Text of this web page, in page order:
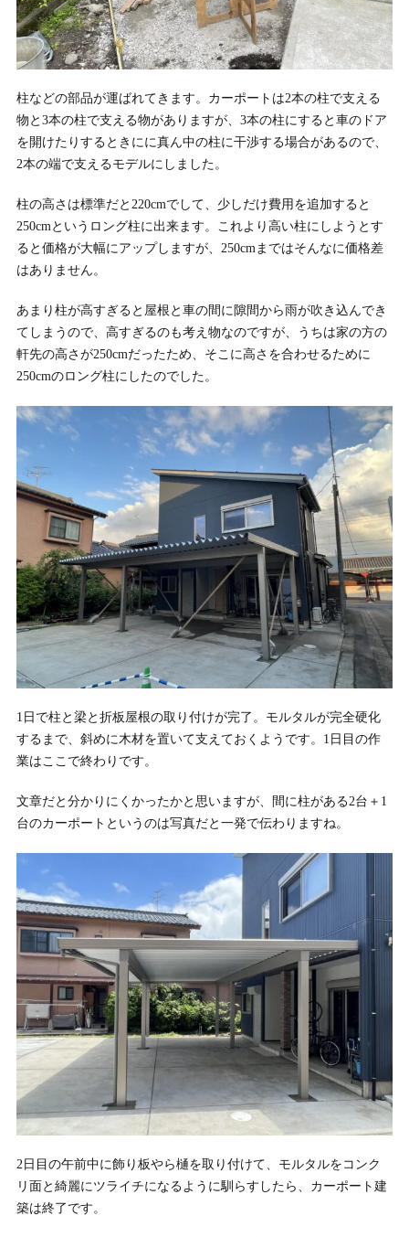
柱などの部品が運ばれてきます。カーポートは2本の柱で支える
物と3本の柱で支える物がありますが、3本の柱にすると車のドア
を開けたりするときにに真ん中の柱に干渉する場合があるので、
2本の端で支えるモデルにしました。
柱の高さは標準だと220cmでして、少しだけ費用を追加すると
250cmというロング柱に出来ます。これより高い柱にしようとす
ると価格が大幅にアップしますが、250cmまではそんなに価格差
はありません。
あまり柱が高すぎると屋根と車の間に隙間から雨が吹き込んでき
てしまうので、高すぎるのも考え物なのですが、うちは家の方の
軒先の高さが250cmだったため、そこに高さを合わせるために
250cmのロング柱にしたのでした。
1日で柱と梁と折板屋根の取り付けが完了。モルタルが完全硬化
するまで、斜めに木材を置いて支えておくようです。1日目の作
業はここで終わりです。
文章だと分かりにくかったかと思いますが、間に柱がある2台＋1
台のカーポートというのは写真だと一発で伝わりますね。
2日目の午前中に飾り板やら樋を取り付けて、モルタルをコンク
リ面と綺麗にツライチになるように馴らすしたら、カーポート建
築は終了です。